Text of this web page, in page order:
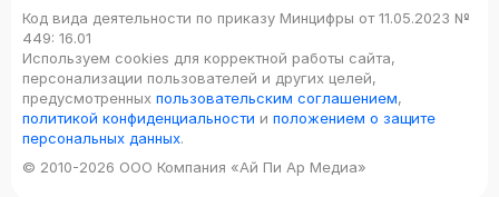
Код вида деятельности по приказу Минцифры от 11.05.2023 №
449: 16.01
Используем cookies для корректной работы сайта,
персонализации пользователей и других целей,
предусмотренных пользовательским соглашением,
политикой конфиденциальности и положением о защите
персональных данных.
© 2010-2026 ООО Компания «Ай Пи Ар Медиа»